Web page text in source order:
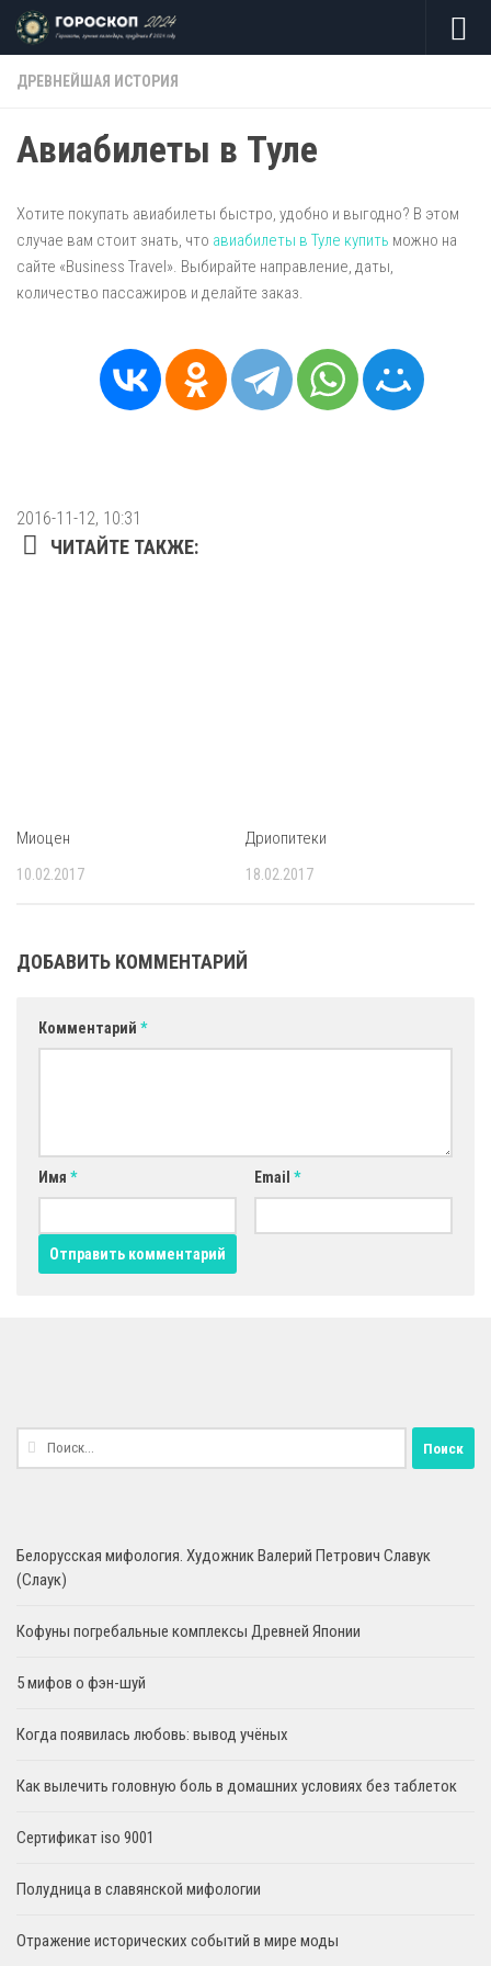
Skip to content
ДРЕВНЕЙШАЯ ИСТОРИЯ
Авиабилеты в Туле
Хотите покупать авиабилеты быстро, удобно и выгодно? В этом
случае вам стоит знать, что авиабилеты в Туле купить можно на
сайте «Business Travel». Выбирайте направление, даты,
количество пассажиров и делайте заказ.
2016-11-12, 10:31
ЧИТАЙТЕ ТАКЖЕ:
Миоцен
10.02.2017
Дриопитеки
18.02.2017
ДОБАВИТЬ КОММЕНТАРИЙ
Комментарий *
Имя * Email *
Найти:
Белорусская мифология. Художник Валерий Петрович Славук
(Слаук)
Кофуны погребальные комплексы Древней Японии
5 мифов о фэн-шуй
Когда появилась любовь: вывод учёных
Как вылечить головную боль в домашних условиях без таблеток
Сертификат iso 9001
Полудница в славянской мифологии
Отражение исторических событий в мире моды